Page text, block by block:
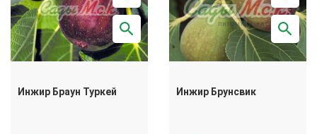
Инжир Браун Туркей Инжир Брунсвик